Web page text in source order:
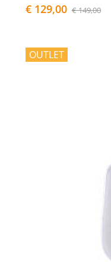
€ 129,00 € 149,00
OUTLET